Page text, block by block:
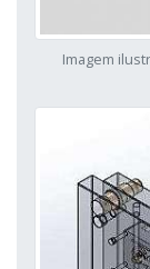
Imagem